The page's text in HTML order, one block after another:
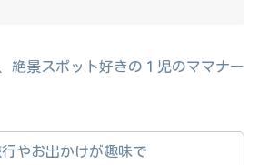
絶景スポット好きの１児のママナー
やお出かけが趣味で